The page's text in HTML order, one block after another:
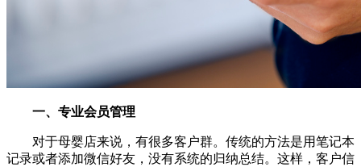
一、专业会员管理
对于母婴店来说，有很多客户群。传统的方法是用笔记本
记录或者添加微信好友，没有系统的归纳总结。这样，客户信